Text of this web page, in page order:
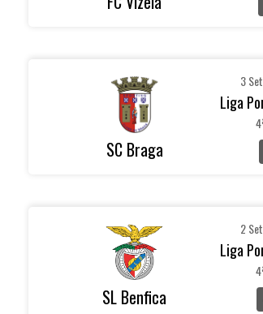
SC Braga
3
Liga
SL Benfica
2
Liga